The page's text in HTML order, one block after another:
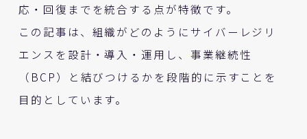
応・回復までを統合する点が特徴です。
この記事は、組織がどのようにサイバーレジリ
エンスを設計・導入・運用し、事業継続性
（BCP）と結びつけるかを段階的に示すことを
目的としています。